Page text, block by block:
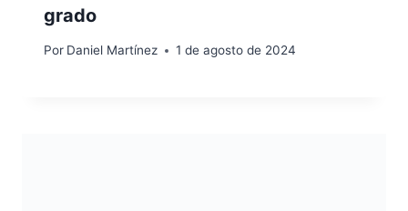
grado
Por Daniel Martínez 1 de agosto de 2024